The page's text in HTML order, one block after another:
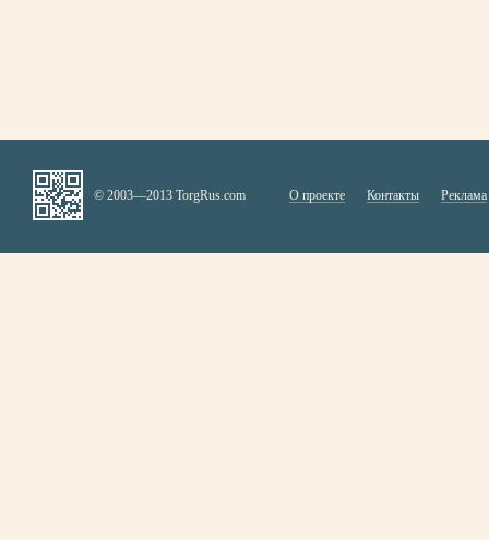
© 2003—2013 TorgRus.com О проекте Контакты Реклама